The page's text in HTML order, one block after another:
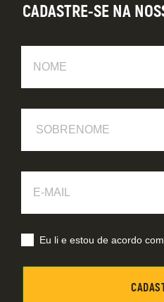
CADASTRE-SE NA
Mail
Eu li e estou de acordo